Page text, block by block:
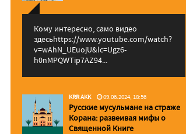
Кому интересно, само видео
здесьhttps://www.youtube.com/watch?
v=wAhN_UEuojU&lc=Ugz6-
h0nMPQWTip7AZ94...
KRR AKK 09.06.2024, 18:56
Русские мусульмане на страже
Корана: pазвеивая мифы о
Священной Книге